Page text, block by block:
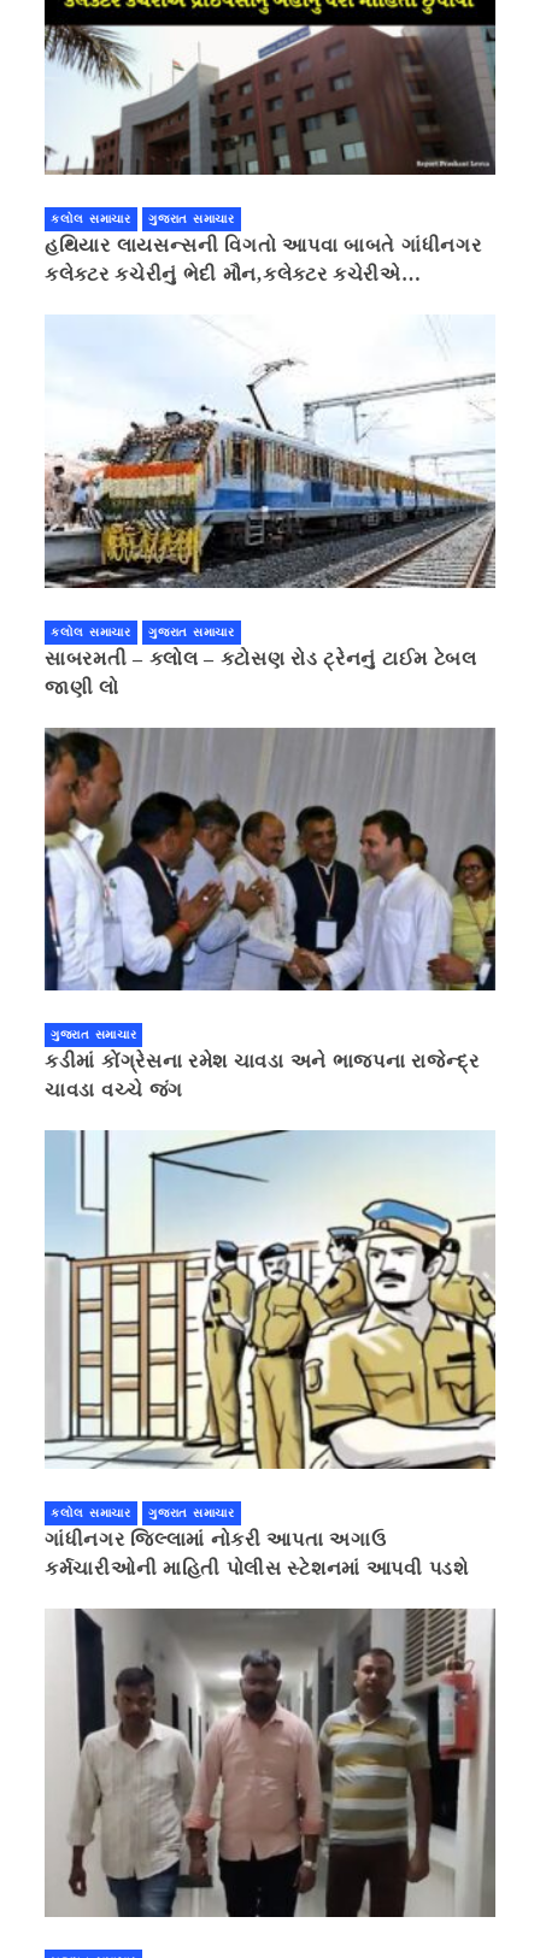
કલોલ સમાચાર ગુજરાત સમાચાર
હથિયાર લાયસન્સની વિગતો આપવા બાબતે ગાંધીનગર
કલેક્ટર કચેરીનું ભેદી મૌન,કલેક્ટર કચેરીએ
કલોલ સમાચાર ગુજરાત સમાચાર
સાબરમતી – કલોલ – કટોસણ રોડ ટ્રેનનું ટાઈમ ટેબલ
જાણી લો
ગુજરાત સમાચાર
કડીમાં કોંગ્રેસના રમેશ ચાવડા અને ભાજપના રાજેન્દ્ર
ચાવડા વચ્ચે જંગ
કલોલ સમાચાર ગુજરાત સમાચાર
ગાંધીનગર જિલ્લામાં નોકરી આપતા અગાઉ
કર્મચારીઓની માહિતી પોલીસ સ્ટેશનમાં આપવી પડશે